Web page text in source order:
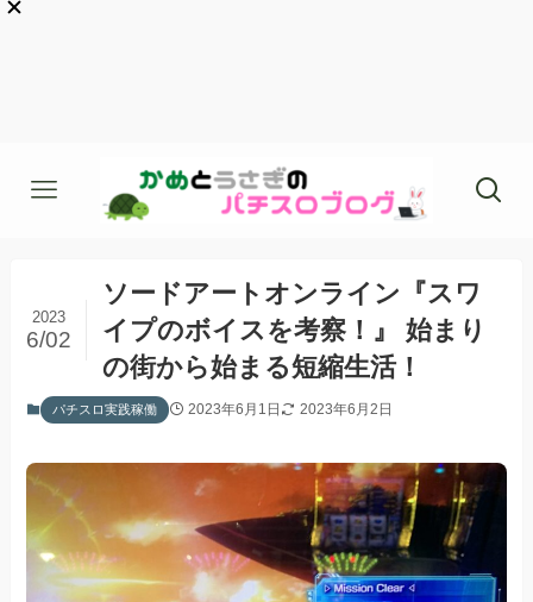
ソードアートオンライン『スワ
イプのボイスを考察！』 始まり
の街から始まる短縮生活！
2023
6/02
パチスロ実践稼働 2023年6月1日 2023年6月2日